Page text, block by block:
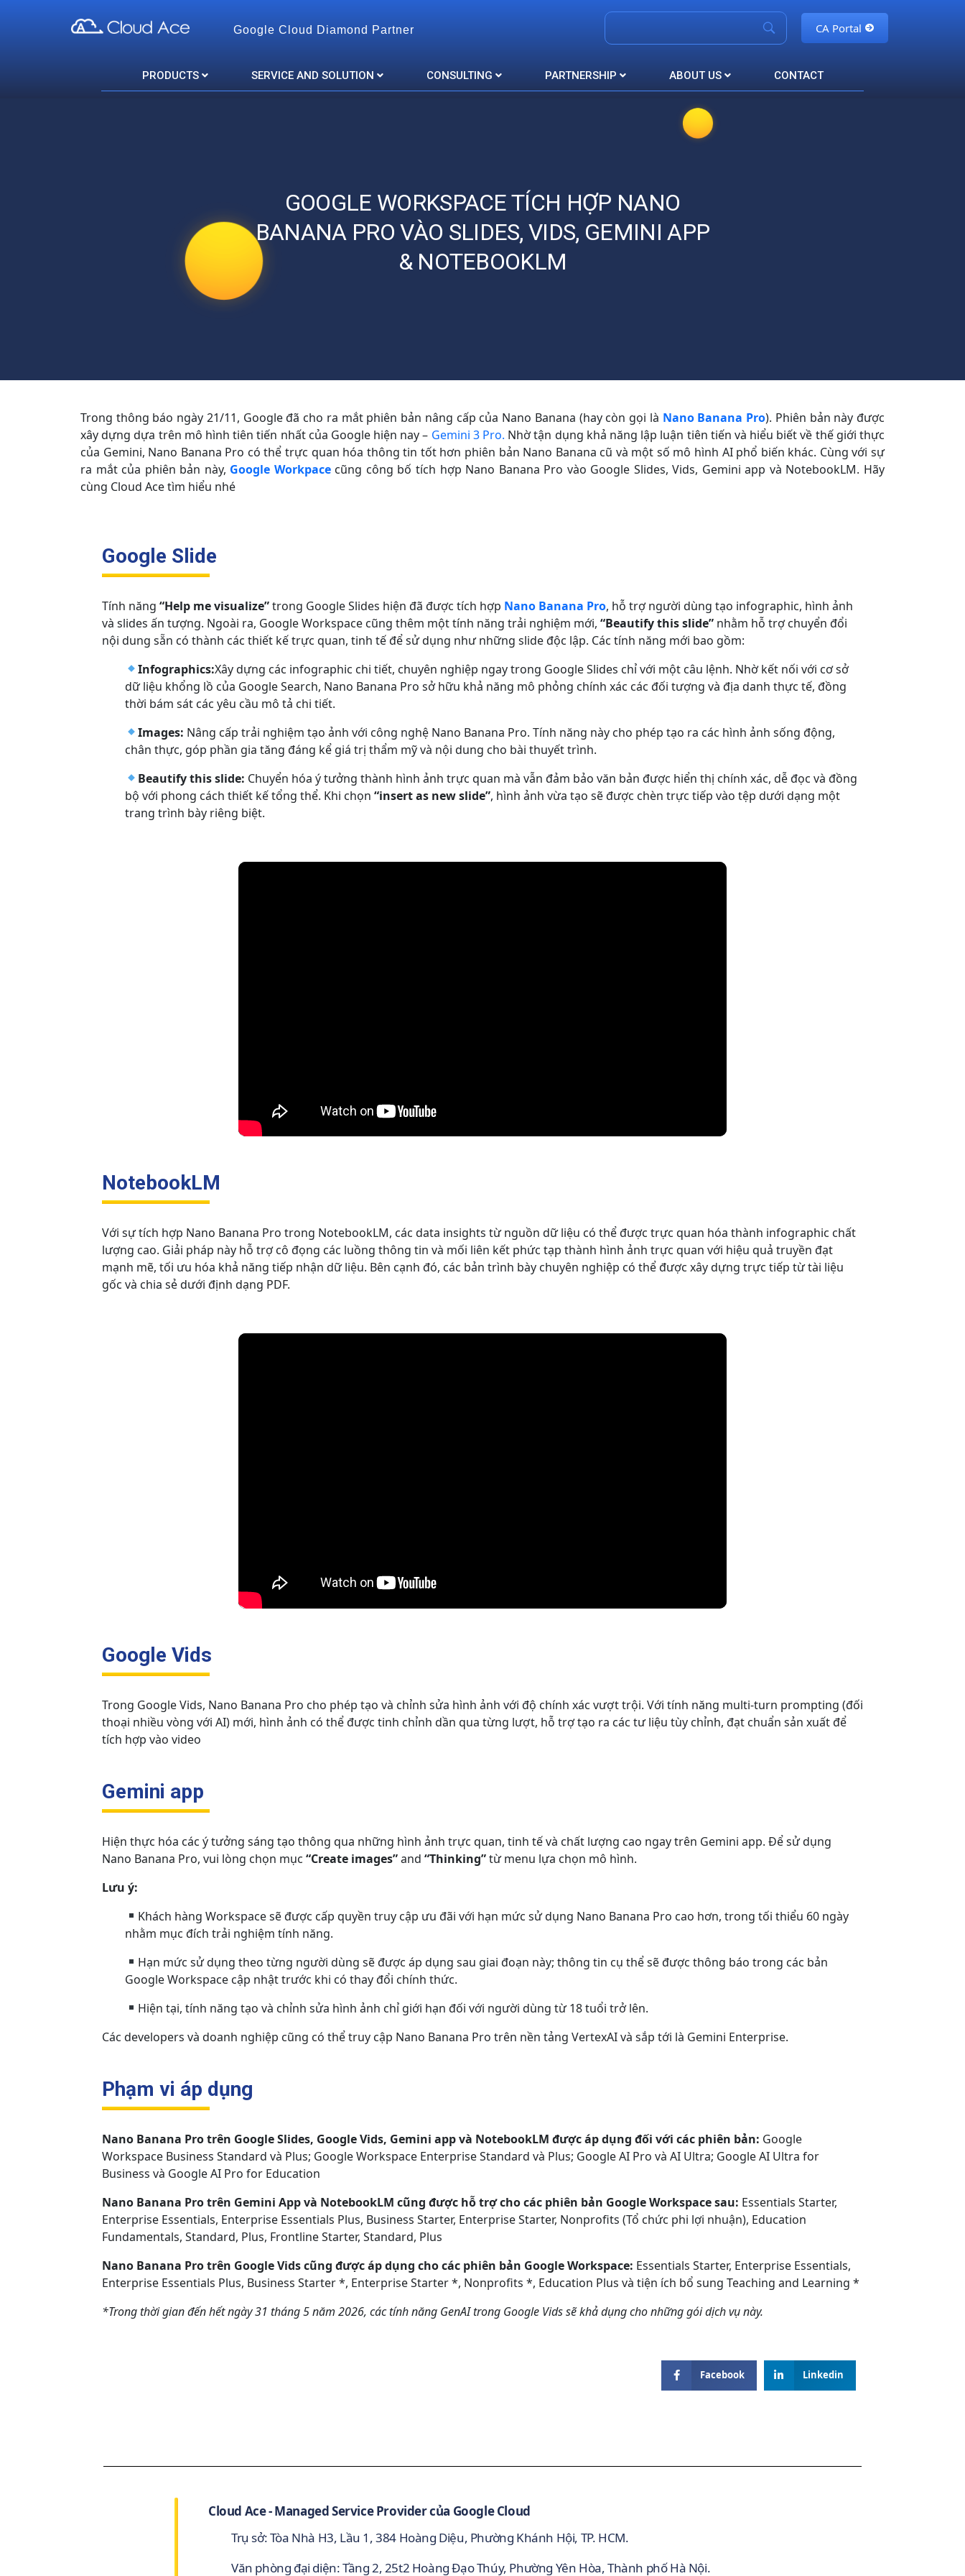
Google Cloud Diamond Partner CA Portal
PRODUCTS SERVICE AND SOLUTION CONSULTING PARTNERSHIP ABOUT US CONTACT
GOOGLE WORKSPACE TÍCH HỢP NANO
BANANA PRO VÀO SLIDES, VIDS, GEMINI APP
& NOTEBOOKLM
Trong thông báo ngày 21/11, Google đã cho ra mắt phiên bản nâng cấp của Nano Banana (hay còn gọi là Nano Banana Pro). Phiên bản này được
xây dựng dựa trên mô hình tiên tiến nhất của Google hiện nay – Gemini 3 Pro. Nhờ tận dụng khả năng lập luận tiên tiến và hiểu biết về thế giới thực
của Gemini, Nano Banana Pro có thể trực quan hóa thông tin tốt hơn phiên bản Nano Banana cũ và một số mô hình AI phổ biến khác. Cùng với sự
ra mắt của phiên bản này, Google Workpacecũng công bố tích hợp Nano Banana Pro vào Google Slides, Vids, Gemini app và NotebookLM. Hãy
cùng Cloud Ace tìm hiểu nhé
Google Slide
Tính năng “Help me visualize”trong Google Slides hiện đã được tích hợp Nano Banana Pro, hỗ trợ người dùng tạo infographic, hình ảnh
và slides ấn tượng. Ngoài ra, Google Workspace cũng thêm một tính năng trải nghiệm mới, “Beautify this slide” nhằm hỗ trợ chuyển đổi
nội dung sẵn có thành các thiết kế trực quan, tinh tế để sử dụng như những slide độc lập. Các tính năng mới bao gồm:
Infographics:Xây dựng các infographic chi tiết, chuyên nghiệp ngay trong Google Slides chỉ với một câu lệnh. Nhờ kết nối với cơ sở
dữ liệu khổng lồ của Google Search, Nano Banana Pro sở hữu khả năng mô phỏng chính xác các đối tượng và địa danh thực tế, đồng
thời bám sát các yêu cầu mô tả chi tiết.
Images: Nâng cấp trải nghiệm tạo ảnh với công nghệ Nano Banana Pro. Tính năng này cho phép tạo ra các hình ảnh sống động,
chân thực, góp phần gia tăng đáng kể giá trị thẩm mỹ và nội dung cho bài thuyết trình.
Beautify this slide: Chuyển hóa ý tưởng thành hình ảnh trực quan mà vẫn đảm bảo văn bản được hiển thị chính xác, dễ đọc và đồng
bộ với phong cách thiết kế tổng thể. Khi chọn “insert as new slide”, hình ảnh vừa tạo sẽ được chèn trực tiếp vào tệp dưới dạng một
trang trình bày riêng biệt.
NotebookLM
Với sự tích hợp Nano Banana Pro trong NotebookLM, các data insights từ nguồn dữ liệu có thể được trực quan hóa thành infographic chất
lượng cao. Giải pháp này hỗ trợ cô đọng các luồng thông tin và mối liên kết phức tạp thành hình ảnh trực quan với hiệu quả truyền đạt
mạnh mẽ, tối ưu hóa khả năng tiếp nhận dữ liệu. Bên cạnh đó, các bản trình bày chuyên nghiệp có thể được xây dựng trực tiếp từ tài liệu
gốc và chia sẻ dưới định dạng PDF.
Google Vids
Trong Google Vids, Nano Banana Pro cho phép tạo và chỉnh sửa hình ảnh với độ chính xác vượt trội. Với tính năng multi-turn prompting (đối
thoại nhiều vòng với AI) mới, hình ảnh có thể được tinh chỉnh dần qua từng lượt, hỗ trợ tạo ra các tư liệu tùy chỉnh, đạt chuẩn sản xuất để
tích hợp vào video
Gemini app
Hiện thực hóa các ý tưởng sáng tạo thông qua những hình ảnh trực quan, tinh tế và chất lượng cao ngay trên Gemini app. Để sử dụng
Nano Banana Pro, vui lòng chọn mục “Create images”and “Thinking”từ menu lựa chọn mô hình.
Lưu ý:
Khách hàng Workspace sẽ được cấp quyền truy cập ưu đãi với hạn mức sử dụng Nano Banana Pro cao hơn, trong tối thiểu 60 ngày
nhằm mục đích trải nghiệm tính năng.
Hạn mức sử dụng theo từng người dùng sẽ được áp dụng sau giai đoạn này; thông tin cụ thể sẽ được thông báo trong các bản
Google Workspace cập nhật trước khi có thay đổi chính thức.
Hiện tại, tính năng tạo và chỉnh sửa hình ảnh chỉ giới hạn đối với người dùng từ 18 tuổi trở lên.
Các developers và doanh nghiệp cũng có thể truy cập Nano Banana Pro trên nền tảng VertexAI và sắp tới là Gemini Enterprise.
Phạm vi áp dụng
Nano Banana Pro trên Google Slides, Google Vids, Gemini app và NotebookLM được áp dụng đối với các phiên bản: Google
Workspace Business Standard và Plus; Google Workspace Enterprise Standard và Plus; Google AI Pro và AI Ultra; Google AI Ultra for
Business và Google AI Pro for Education
Nano Banana Pro trên Gemini App và NotebookLM cũng được hỗ trợ cho các phiên bản Google Workspace sau: Essentials Starter,
Enterprise Essentials, Enterprise Essentials Plus, Business Starter, Enterprise Starter, Nonprofits (Tổ chức phi lợi nhuận), Education
Fundamentals, Standard, Plus, Frontline Starter, Standard, Plus
Nano Banana Pro trên Google Vids cũng được áp dụng cho các phiên bản Google Workspace: Essentials Starter, Enterprise Essentials,
Enterprise Essentials Plus, Business Starter *, Enterprise Starter *, Nonprofits *, Education Plus và tiện ích bổ sung Teaching and Learning *
*Trong thời gian đến hết ngày 31 tháng 5 năm 2026, các tính năng GenAI trong Google Vids sẽ khả dụng cho những gói dịch vụ này.
Facebook Linkedin
Cloud Ace - Managed Service Provider của Google Cloud
Trụ sở: Tòa Nhà H3, Lầu 1, 384 Hoàng Diệu, Phường Khánh Hội, TP. HCM.
Văn phòng đại diện: Tầng 2, 25t2 Hoàng Đạo Thúy, Phường Yên Hòa, Thành phố Hà Nội.